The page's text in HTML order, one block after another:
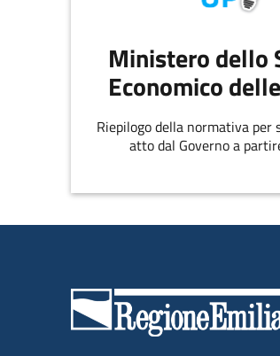
Ministero dello
Economico
Riepilogo della normativa per
atto dal Governo a